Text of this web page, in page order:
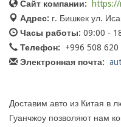
Сайт компании:
https://
Адрес: г. Бишкек ул.
Часы работы: 09:00 -
Телефон:
+996 508 620
Электронная почта:
Доставим авто из Китая в
Гуанчжоу позволяют нам